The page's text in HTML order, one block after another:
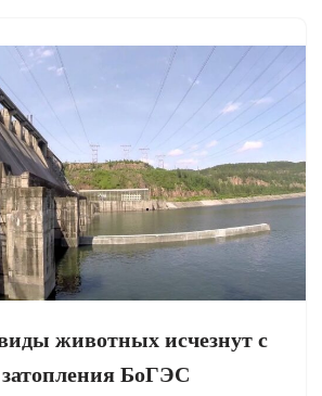
животных исчезнут с
БоГЭС